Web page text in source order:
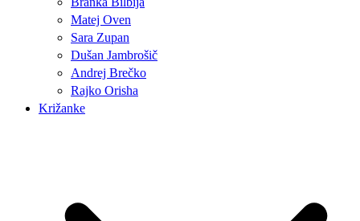
Matej Oven
Sara Zupan
Dušan Jambrošič
Andrej Brečko
Rajko Orisha
Križanke